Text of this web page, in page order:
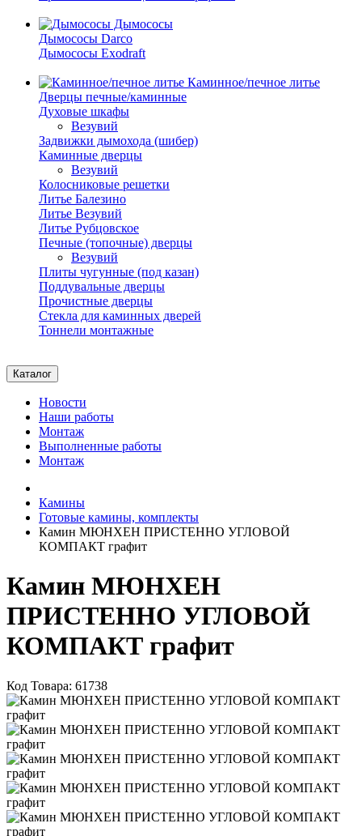
Дымососы
Дымососы Darco
Дымососы Exodraft
Каминное/печное литье
Дверцы печные/каминные
Духовые шкафы
Везувий
Задвижки дымохода (шибер)
Каминные дверцы
Везувий
Колосниковые решетки
Литье Балезино
Литье Везувий
Литье Рубцовское
Печные (топочные) дверцы
Везувий
Плиты чугунные (под казан)
Поддувальные дверцы
Прочистные дверцы
Стекла для каминных дверей
Тоннели монтажные
Каталог
Новости
Наши работы
Монтаж
Выполненные работы
Монтаж
Камины
Готовые камины, комплекты
Камин МЮНХЕН ПРИСТЕННО УГЛОВОЙ
КОМПАКТ графит
Камин МЮНХЕН
ПРИСТЕННО УГЛОВОЙ
КОМПАКТ графит
Код Товара: 61738